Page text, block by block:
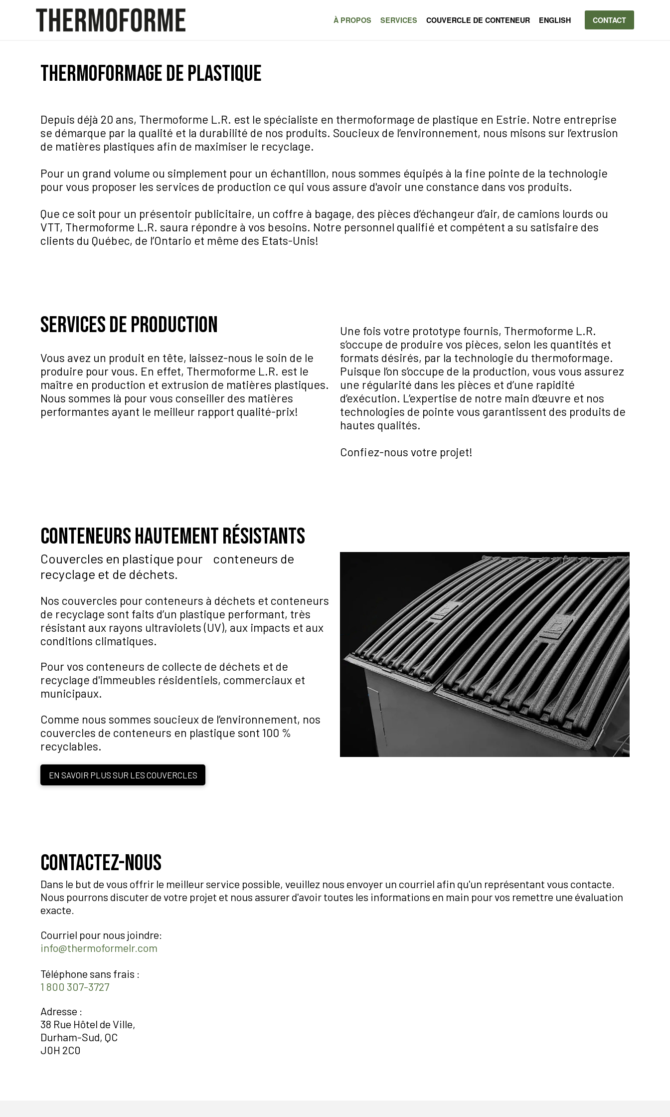
À PROPOS SERVICES COUVERCLE DE CONTENEUR ENGLISH CONTACT
Thermoformage de plastique
Depuis déjà 20 ans, Thermoforme L.R. est le spécialiste en thermoformage de plastique en Estrie. Notre entreprise
se démarque par la qualité et la durabilité de nos produits. Soucieux de l’environnement, nous misons sur l’extrusion
de matières plastiques afin de maximiser le recyclage.
Pour un grand volume ou simplement pour un échantillon, nous sommes équipés à la fine pointe de la technologie
pour vous proposer les services de production ce qui vous assure d'avoir une constance dans vos produits.
Que ce soit pour un présentoir publicitaire, un coffre à bagage, des pièces d’échangeur d’air, de camions lourds ou
VTT, Thermoforme L.R. saura répondre à vos besoins. Notre personnel qualifié et compétent a su satisfaire des
clients du Québec, de l’Ontario et même des Etats-Unis!
Services de production
Vous avez un produit en tête, laissez-nous le soin de le
produire pour vous. En effet, Thermoforme L.R. est le
maître en production et extrusion de matières plastiques.
Nous sommes là pour vous conseiller des matières
performantes ayant le meilleur rapport qualité-prix!
Une fois votre prototype fournis, Thermoforme L.R.
s’occupe de produire vos pièces, selon les quantités et
formats désirés, par la technologie du thermoformage.
Puisque l’on s’occupe de la production, vous vous assurez
une régularité dans les pièces et d’une rapidité
d’exécution. L’expertise de notre main d’œuvre et nos
technologies de pointe vous garantissent des produits de
hautes qualités.
Confiez-nous votre projet!
conteneurs hautement résistants
Couvercles en plastique pour conteneurs de
recyclage et de déchets.
Nos couvercles pour conteneurs à déchets et conteneurs
de recyclage sont faits d’un plastique performant, très
résistant aux rayons ultraviolets (UV), aux impacts et aux
conditions climatiques.
Pour vos conteneurs de collecte de déchets et de
recyclage d'immeubles résidentiels, commerciaux et
municipaux.
Comme nous sommes soucieux de l’environnement, nos
couvercles de conteneurs en plastique sont 100 %
recyclables.
EN SAVOIR PLUS SUR LES COUVERCLES
Contactez-nous
Dans le but de vous offrir le meilleur service possible, veuillez nous envoyer un courriel afin qu'un représentant vous contacte.
Nous pourrons discuter de votre projet et nous assurer d'avoir toutes les informations en main pour vos remettre une évaluation
exacte.
Courriel pour nous joindre:
info@thermoformelr.com
Téléphone sans frais :
1 800 307-3727
Adresse :
38 Rue Hôtel de Ville,
Durham-Sud, QC
J0H 2C0